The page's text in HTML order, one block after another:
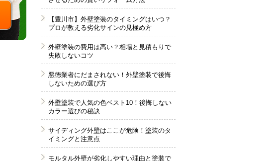
【豊川市】外壁塗装のタイミングはいつ？
プロが教える劣化サインの見極め方
外壁塗装の費用は高い？相場と見積もりで
失敗しないコツ
悪徳業者にだまされない！外壁塗装で後悔
しないための選び方
外壁塗装で人気の色ベスト10！後悔しない
カラー選びの秘訣
サイディング外壁はここが危険！塗装のタ
イミングと注意点
モルタル外壁が劣化しやすい理由と塗装で